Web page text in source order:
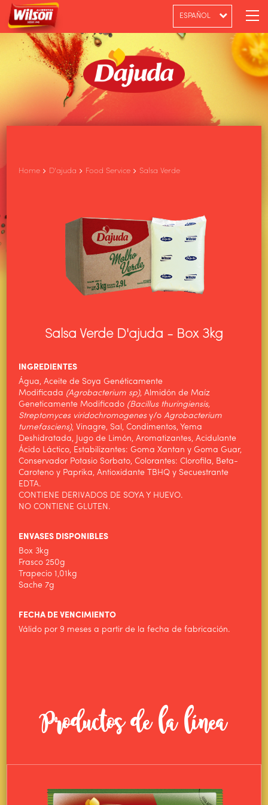
HOME
ALIMENTOS WILSON
ESPAÑOL
PT-BR
Home D'ajuda Food Service Salsa Verde
Salsa Verde D'ajuda - Box 3kg
INGREDIENTES
Água, Aceite de Soya Genéticamente
Modificada (Agrobacterium sp), Almidón de Maíz
Geneticamente Modificado (Bacillus thuringiensis,
Streptomyces viridochromogenesy/oAgrobacterium
tumefasciens), Vinagre, Sal, Condimentos, Yema
Deshidratada, Jugo de Limón, Aromatizantes, Acidulante
Ácido Láctico, Estabilizantes: Goma Xantan y Goma Guar,
Conservador Potasio Sorbato, Colorantes: Clorofila, Beta-
Caroteno y Paprika, Antioxidante TBHQ y Secuestrante
EDTA.
CONTIENE DERIVADOS DE SOYA Y HUEVO.
NO CONTIENE GLUTEN.
ENVASES DISPONIBLES
Box 3kg
Frasco 250g
Trapecio 1,01kg
Sache 7g
FECHA DE VENCIMIENTO
Válido por 9 meses a partir de la fecha de fabricación.
Productos de la línea